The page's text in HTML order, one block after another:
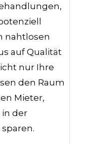
nahtlosen
auf Qualität
nur Ihre
den Raum
Mieter,
in der